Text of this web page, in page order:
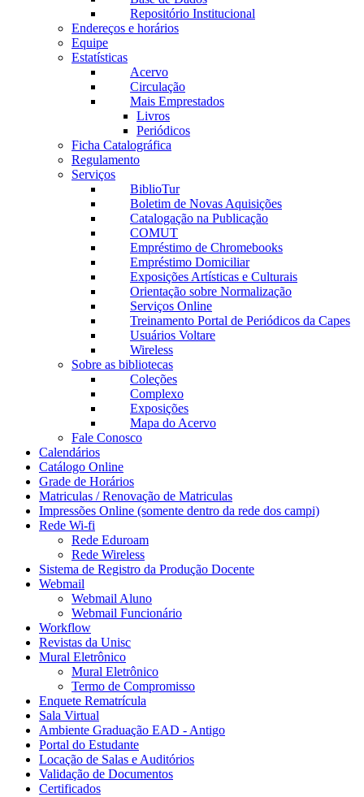
Repositório Institucional
Endereços e horários
Equipe
Estatísticas
Acervo
Circulação
Mais Emprestados
Livros
Periódicos
Ficha Catalográfica
Regulamento
Serviços
BiblioTur
Boletim de Novas Aquisições
Catalogação na Publicação
COMUT
Empréstimo de Chromebooks
Empréstimo Domiciliar
Exposições Artísticas e Culturais
Orientação sobre Normalização
Serviços Online
Treinamento Portal de Periódicos da Capes
Usuários Voltare
Wireless
Sobre as bibliotecas
Coleções
Complexo
Exposições
Mapa do Acervo
Fale Conosco
Calendários
Catálogo Online
Grade de Horários
Matriculas / Renovação de Matriculas
Impressões Online (somente dentro da rede dos campi)
Rede Wi-fi
Rede Eduroam
Rede Wireless
Sistema de Registro da Produção Docente
Webmail
Webmail Aluno
Webmail Funcionário
Workflow
Revistas da Unisc
Mural Eletrônico
Mural Eletrônico
Termo de Compromisso
Enquete Rematrícula
Sala Virtual
Ambiente Graduação EAD - Antigo
Portal do Estudante
Locação de Salas e Auditórios
Validação de Documentos
Certificados